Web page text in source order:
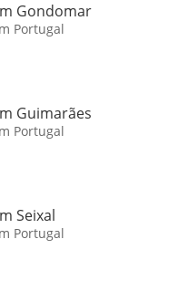
Gondomar
Portugal
Guimarães
Portugal
Seixal
Portugal